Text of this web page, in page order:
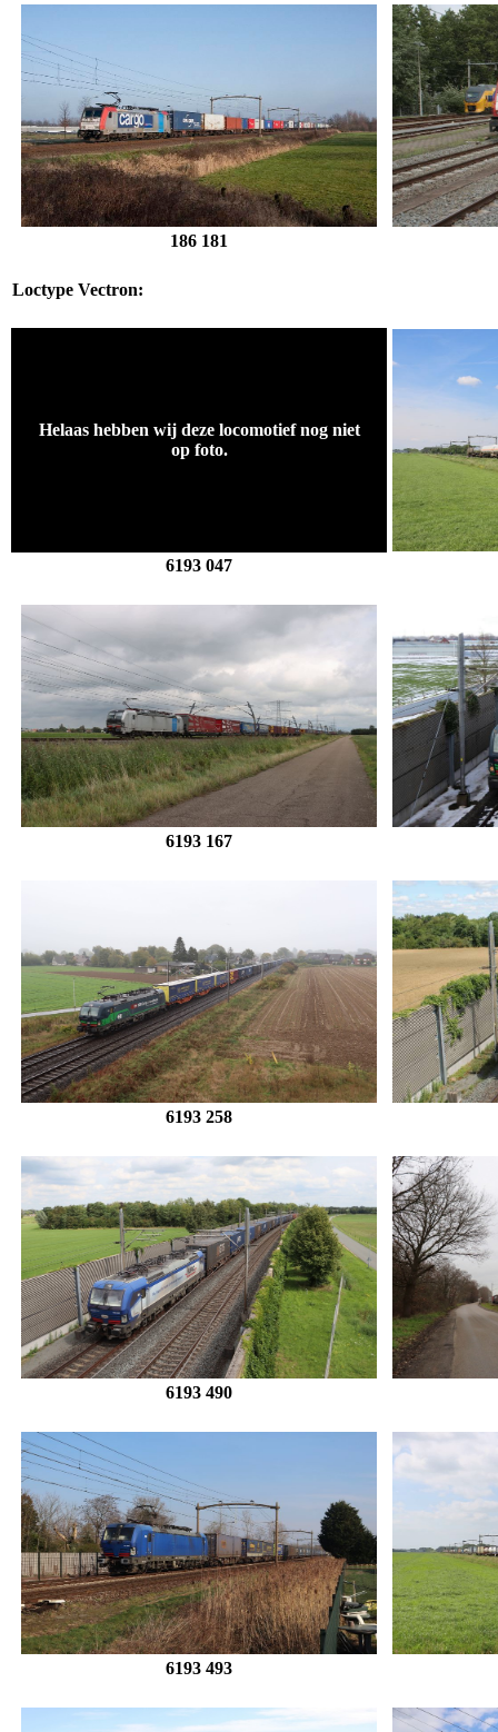
186 181
Loctype Vectron:
Helaas hebben wij deze locomotief nog niet
op foto.
6193 047
6193 167
6193 258
6193 490
6193 493